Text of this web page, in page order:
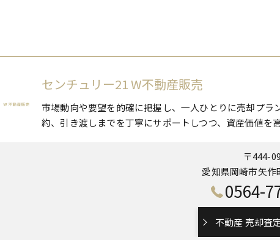
センチュリー21 W不動産販売
市場動向や要望を的確に把握し、一人ひとりに売却プ
約、引き渡しまでを丁寧にサポートしつつ、資産価値を
〒444-
愛知県岡崎市矢作
0564-
不動産 売却査